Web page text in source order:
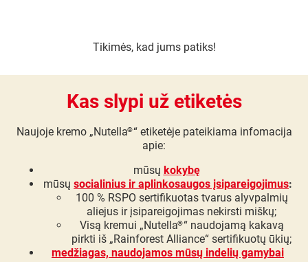
Tikimės, kad jums patiks!
Kas slypi už etiketės
Naujoje kremo „Nutella®“ etiketėje pateikiama infomacija
apie:
mūsų kokybę
mūsų socialinius ir aplinkosaugos įsipareigojimus:
100 % RSPO sertifikuotas tvarus alyvpalmių
aliejus ir įsipareigojimas nekirsti miškų;
Visą kremui „Nutella®“ naudojamą kakavą
pirkti iš „Rainforest Alliance“ sertifikuotų ūkių;
medžiagas, naudojamos mūsų indelių gamybai